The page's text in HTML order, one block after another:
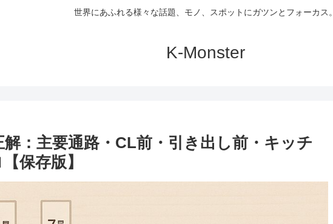
世界にあふれる様々な話題、モノ、スポットにガツンとフォーカス。
K-Monster
：主要通路・CL前・引き出し前・キッチ
保存版】